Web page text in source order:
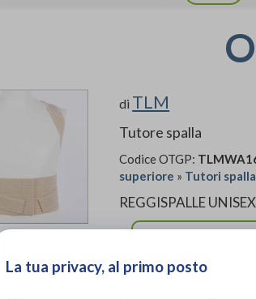
di TLM
Tutore spalla
Codice OTGP:
superiore » Tutori
REGGISPALLE UNISEX
NEGOZIO
NON
La tua privacy, al primo posto